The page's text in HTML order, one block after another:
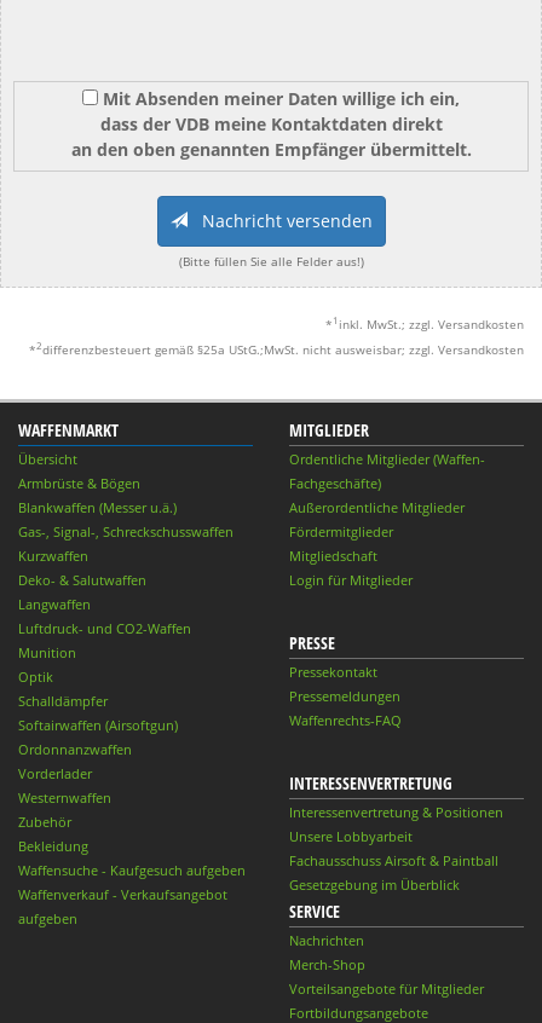
Mit Absenden meiner Daten willige ich ein,
dass der VDB meine Kontaktdaten direkt
an den oben genannten Empfänger übermittelt.
Nachricht versenden
(Bitte füllen Sie alle Felder aus!)
* 1 inkl. MwSt.; zzgl. Versandkosten
*2differenzbesteuert gemäß §25a UStG.;MwSt. nicht ausweisbar; zzgl. Versandkosten
WAFFENMARKT
Übersicht
Armbrüste & Bögen
Blankwaffen (Messer u.ä.)
Gas-, Signal-, Schreckschusswaffen
Kurzwaffen
Deko- & Salutwaffen
Langwaffen
Luftdruck- und CO2-Waffen
Munition
Optik
Schalldämpfer
Softairwaffen (Airsoftgun)
Ordonnanzwaffen
Vorderlader
Westernwaffen
Zubehör
Bekleidung
Waffensuche - Kaufgesuch aufgeben
Waffenverkauf - Verkaufsangebot
aufgeben
MITGLIEDER
Ordentliche Mitglieder (Waffen-
Fachgeschäfte)
Außerordentliche Mitglieder
Fördermitglieder
Mitgliedschaft
Login für Mitglieder
PRESSE
Pressekontakt
Pressemeldungen
Waffenrechts-FAQ
INTERESSENVERTRETUNG
Interessenvertretung & Positionen
Unsere Lobbyarbeit
Fachausschuss Airsoft & Paintball
Gesetzgebung im Überblick
SERVICE
Nachrichten
Merch-Shop
Vorteilsangebote für Mitglieder
Fortbildungsangebote